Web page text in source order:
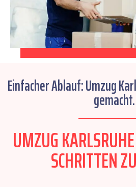
Einfacher Ablauf: Umzug
gemacht.
UMZUG
SCHRITTEN